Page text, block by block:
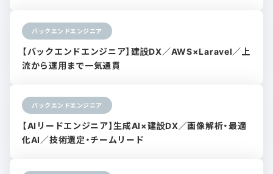
バックエンドエンジニア
【バックエンドエンジニア】建設DX／AWS×Laravel／上
流から運用まで一気通貫
バックエンドエンジニア
【AIリードエンジニア】生成AI×建設DX／画像解析・最適
化AI／技術選定・チームリード